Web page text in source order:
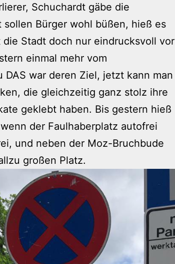
Schuchardt gäbe die
Bürger wohl büßen, hieß es
Stadt doch nur eindrucksvoll vor
einmal mehr vom
DAS war deren Ziel, jetzt kann man
die gleichzeitig ganz stolz ihre
geklebt haben. Bis gestern hieß
der Faulhaberplatz autofrei
und neben der Moz-Bruchbude
großen Platz.